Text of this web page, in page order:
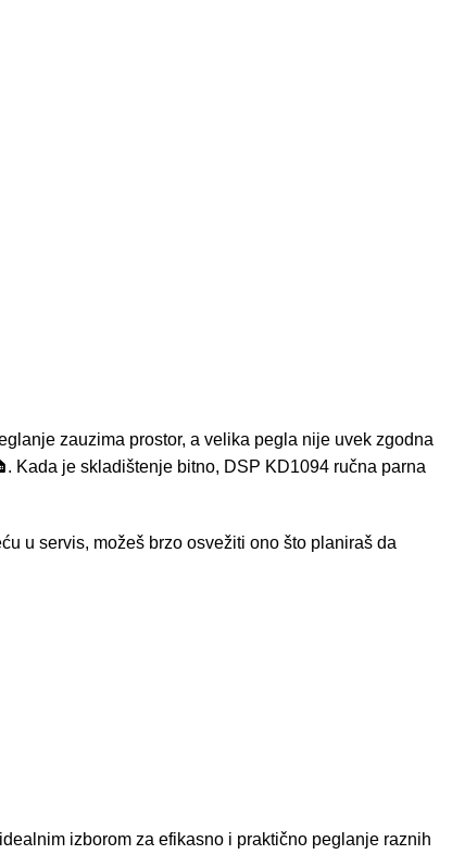
zauzima prostor, a velika pegla nije uvek zgodna
Kada je skladištenje bitno, DSP KD1094 ručna parna
u servis, možeš brzo osvežiti ono što planiraš da
izborom za efikasno i praktično peglanje raznih